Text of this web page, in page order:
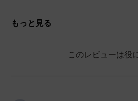
もっと見る
このレビューは役